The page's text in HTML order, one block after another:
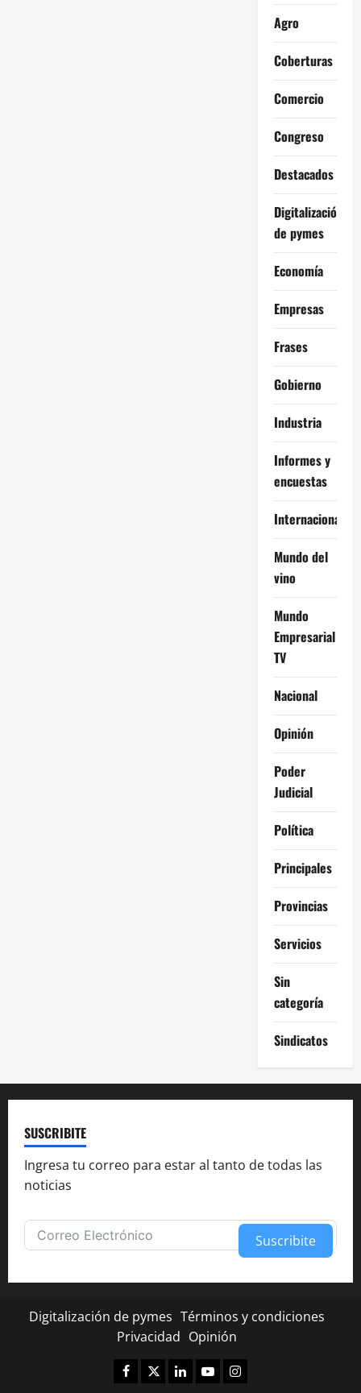
Agro
Coberturas
Comercio
Congreso
Destacados
Digitalización
de pymes
Economía
Empresas
Frases
Gobierno
Industria
Informes y
encuestas
Internacional
Mundo del
vino
Mundo
Empresarial
TV
Nacional
Opinión
Poder
Judicial
Política
Principales
Provincias
Servicios
Sin
categoría
Sindicatos
SUSCRIBITE
Ingresa tu correo para estar al tanto de todas las
noticias
Suscribite
Digitalización de pymes Términos y condiciones
Privacidad Opinión
Facebook
TwitterLinkedinYoutubeInstagram